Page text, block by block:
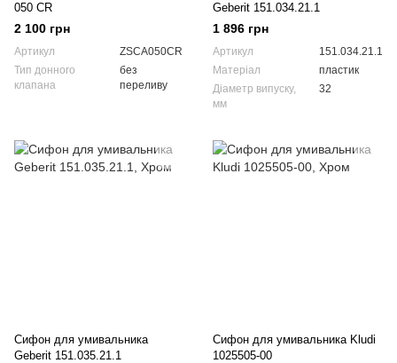
050 CR
2 100 грн
Артикул
ZSCA050CR
Тип донного
клапана
без
переливу
Geberit 151.034.21.1
1 896 грн
Артикул
151.034.21.1
Матеріал
пластик
Діаметр випуску,
мм
32
Сифон для умивальника
Geberit 151.035.21.1
Сифон для умивальника Kludi
1025505-00